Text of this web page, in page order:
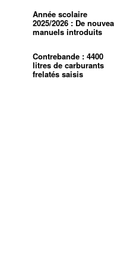
Année scolaire
2025/2026 : De
manuels introduits
Contrebande : 4400
litres de carburants
frelatés saisis